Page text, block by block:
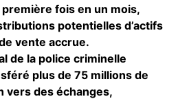
première fois en un mois,
potentielles d’actifs
vente accrue.
de la police criminelle
plus de 75 millions de
vers des échanges,